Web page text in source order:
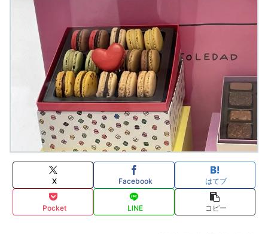
X Facebook はてブ
Pocket LINE コピー